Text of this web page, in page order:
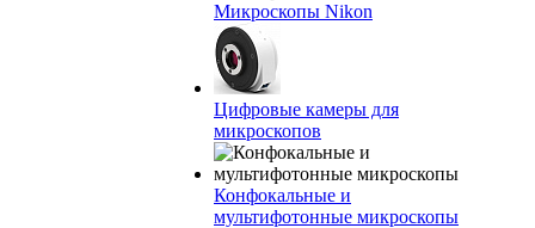
Микроскопы Nikon
Цифровые камеры для
микроскопов
Конфокальные и
мультифотонные микроскопы